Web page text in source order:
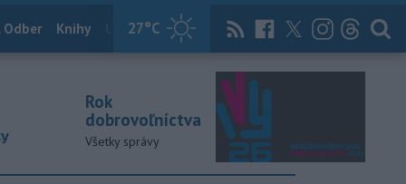
27°C
Odber Knihy Útulkovo Magazín News Now Archív
Rok
dobrovoľníctva
Všetky správy